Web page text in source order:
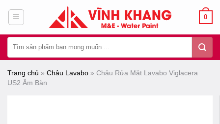
dung
0
kiếm:
Trang chủ » Chậu Lavabo » Chậu Rửa Mặt Lavabo Viglacera
US2 Âm Bàn